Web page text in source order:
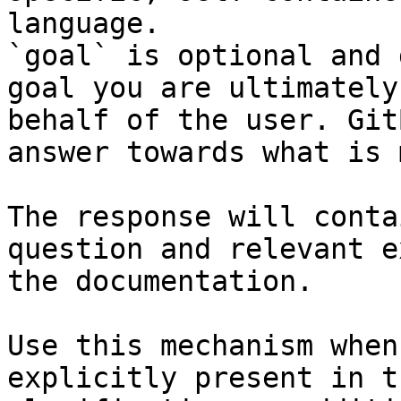
language.
`goal` is optional and
goal you are
behalf of the user.
answer towards what
The response will
question and relevant
the documentation.
Use this mechanism
explicitly present in